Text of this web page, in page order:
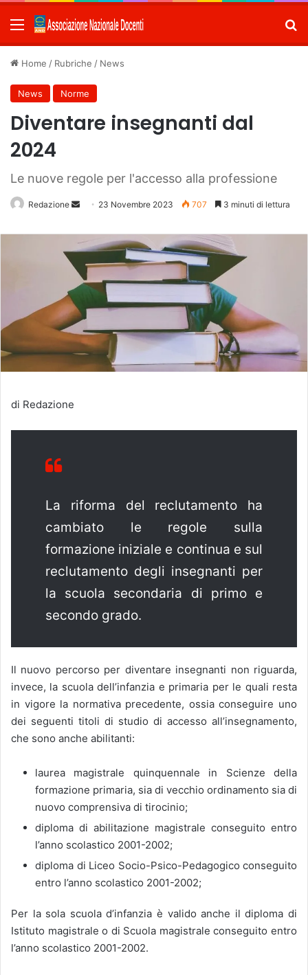
Menu
Home / Rubriche / News
News Norme
Diventare insegnanti dal
2024
Le nuove regole per l'accesso alla professione
Redazione
Invia 23 Novembre 2023 707 3 minuti di lettura
di Redazione
La riforma del reclutamento ha
cambiato le regole sulla
formazione iniziale e continua e sul
reclutamento degli insegnanti per
la scuola secondaria di primo e
secondo grado.
Il nuovo percorso per diventare insegnanti non riguarda,
invece, la scuola dell’infanzia e primaria per le quali resta
in vigore la normativa precedente, ossia conseguire uno
dei seguenti titoli di studio di accesso all’insegnamento,
che sono anche abilitanti:
laurea magistrale quinquennale in Scienze della
formazione primaria, sia di vecchio ordinamento sia di
nuovo comprensiva di tirocinio;
diploma di abilitazione magistrale conseguito entro
l’anno scolastico 2001-2002;
diploma di Liceo Socio-Psico-Pedagogico conseguito
entro l’anno scolastico 2001-2002;
Per la sola scuola d’infanzia è valido anche il diploma di
Istituto magistrale o di Scuola magistrale conseguito entro
l’anno scolastico 2001-2002.